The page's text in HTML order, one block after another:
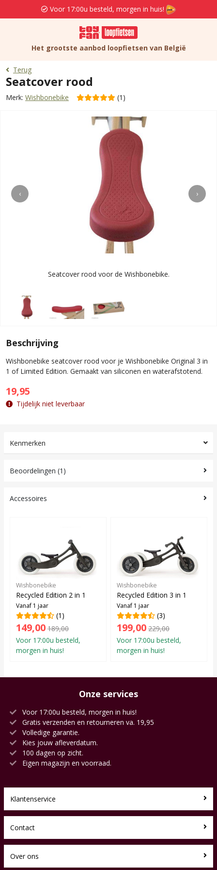
Voor 17:00u besteld, morgen in huis!
Het grootste aanbod loopfietsen van België
Terug
Seatcover rood
Merk: Wishbonebike (1)
‹ ›
Seatcover rood voor de Wishbonebike.
Beschrijving
Wishbonebike seatcover rood voor je Wishbonebike Original 3 in
1 of Limited Edition. Gemaakt van siliconen en waterafstotend.
19,95
Tijdelijk niet leverbaar
Kenmerken
Beoordelingen (1)
Accessoires
Wishbonebike
Recycled Edition 2 in 1
Vanaf 1 jaar
(1)
149,00 189,00
Voor 17:00u besteld,
morgen in huis!
Wishbonebike
Recycled Edition 3 in 1
Vanaf 1 jaar
(3)
199,00 229,00
Voor 17:00u besteld,
morgen in huis!
Onze services
Voor 17:00u besteld, morgen in huis!
Gratis verzenden en retourneren va. 19,95
Volledige garantie.
Kies jouw afleverdatum.
100 dagen op zicht.
Eigen magazijn en voorraad.
Klantenservice
Contact
Over ons